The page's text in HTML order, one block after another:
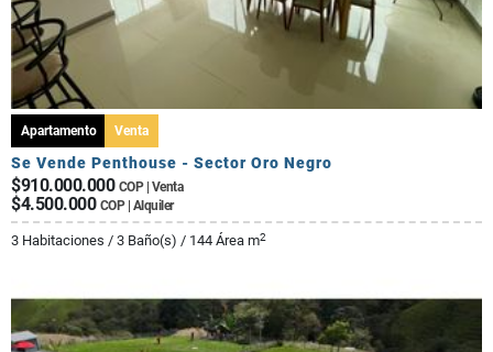
Apartamento Venta
Se Vende Penthouse - Sector Oro Negro
$910.000.000 COP | Venta
$4.500.000 COP | Alquiler
3 Habitaciones / 3 Baño(s) / 144 Área m2